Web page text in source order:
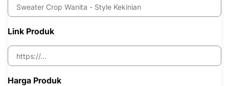
Link Produk
Harga Produk